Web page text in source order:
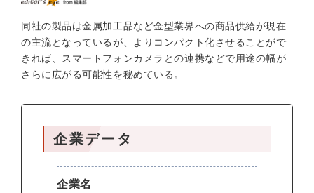
同社の製品は金属加工品など金型業界への商品供給が現在
の主流となっているが、よりコンパクト化させることがで
きれば、スマートフォンカメラとの連携などで用途の幅が
さらに広がる可能性を秘めている。
企業データ
企業名